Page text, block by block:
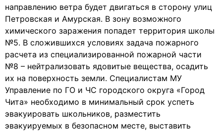
направлению ветра будет двигаться в сторону улиц
Петровская и Амурская. В зону возможного
химического заражения попадет территория школы
№5. В сложившихся условиях задача пожарного
расчета из специализированной пожарной части
№8 – нейтрализовать ядовитые вещества, осадить
их на поверхность земли. Специалистам МУ
Управление по ГО и ЧС городского округа «Город
Чита» необходимо в минимальный срок успеть
эвакуировать школьников, разместить
эвакуируемых в безопасном месте, выставить